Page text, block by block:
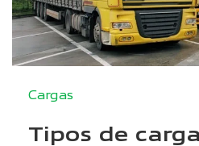
Cargas
Tipos de